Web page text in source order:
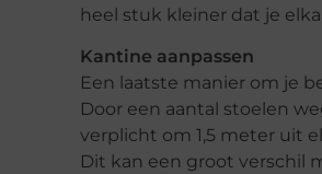
heel stuk kleiner dat je
Kantine aanpassen
Een laatste manier om je
Door een aantal stoelen
verplicht om 1,5 meter uit
Dit kan een groot verschil